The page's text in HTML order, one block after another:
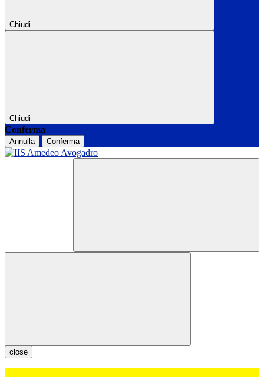
Chiudi
Chiudi
Conferma
Annulla Conferma
close